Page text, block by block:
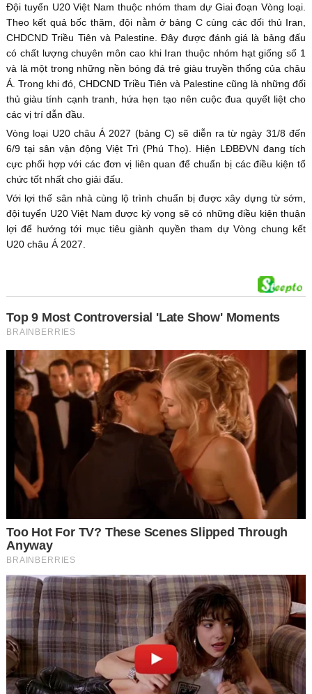
Đội tuyển U20 Việt Nam thuộc nhóm tham dự Giai đoạn Vòng loại.
Theo kết quả bốc thăm, đội nằm ở bảng C cùng các đối thủ Iran,
CHDCND Triều Tiên và Palestine. Đây được đánh giá là bảng đấu
có chất lượng chuyên môn cao khi Iran thuộc nhóm hạt giống số 1
và là một trong những nền bóng đá trẻ giàu truyền thống của châu
Á. Trong khi đó, CHDCND Triều Tiên và Palestine cũng là những đối
thủ giàu tính cạnh tranh, hứa hẹn tạo nên cuộc đua quyết liệt cho
các vị trí dẫn đầu.
Vòng loại U20 châu Á 2027 (bảng C) sẽ diễn ra từ ngày 31/8 đến
6/9 tại sân vận động Việt Trì (Phú Thọ). Hiện LĐBĐVN đang tích
cực phối hợp với các đơn vị liên quan để chuẩn bị các điều kiện tổ
chức tốt nhất cho giải đấu.
Với lợi thế sân nhà cùng lộ trình chuẩn bị được xây dựng từ sớm,
đội tuyển U20 Việt Nam được kỳ vọng sẽ có những điều kiện thuận
lợi để hướng tới mục tiêu giành quyền tham dự Vòng chung kết
U20 châu Á 2027.